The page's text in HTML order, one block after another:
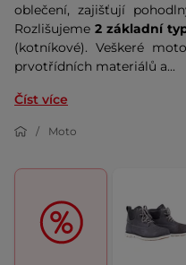
oblečení, zajišťují
Rozlišujeme 2 základní
(kotníkové). Veškeré
prvotřídních materiálů a...
Číst více
Moto